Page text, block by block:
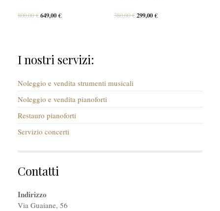
800,00€649,00€ 380,00€299,00€
I nostri servizi:
Noleggio e vendita strumenti musicali
Noleggio e vendita pianoforti
Restauro pianoforti
Servizio concerti
Contatti
Indirizzo
Via Guaiane, 56